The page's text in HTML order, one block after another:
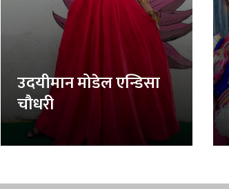
उदयीमान मोडेल एन्डिसा
चौधरी